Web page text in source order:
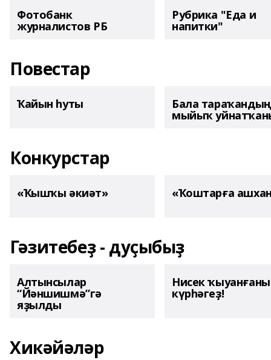
Фотобанк
журналистов РБ
Рубрика "Еда и
напитки"
Повестар
Ҡайын һуты Бала тараҡандың
мыйыҡ
Конкурстар
«Ҡышҡы әкиәт» «Ҡоштарға
Гәзитебеҙ - дуҫыбыҙ
Алтынсылар
“Йәншишмә”гә
яҙылды
Нисек
күрһәгеҙ!
Хикәйәләр